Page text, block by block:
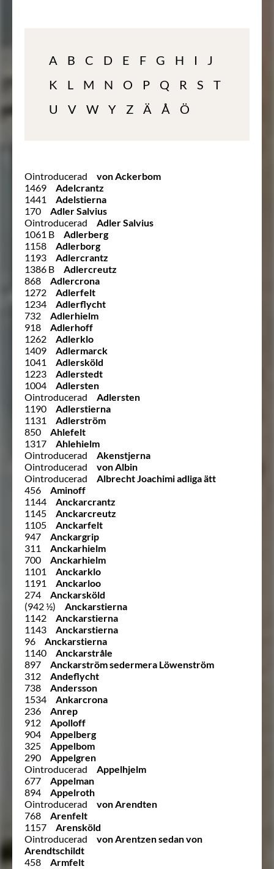
A B C D E F G H I
J
K
L M N O P Q R S
T
U
V W Y Z Ä Å Ö
Ointroducerad
von Ackerbom
1469
Adelcrantz
1441
Adelstierna
170
Adler Salvius
Ointroducerad
Adler Salvius
1061 B
Adlerberg
1158
Adlerborg
1193
Adlercrantz
1386 B
Adlercreutz
868
Adlercrona
1272
Adlerfelt
1234
Adlerflycht
732
Adlerhielm
918
Adlerhoff
1262
Adlerklo
1409
Adlermarck
1041
Adlersköld
1223
Adlerstedt
1004
Adlersten
Ointroducerad
Adlersten
1190
Adlerstierna
1131
Adlerström
850
Ahlefelt
1317
Ahlehielm
Ointroducerad
Akenstjerna
Ointroducerad
von Albin
Ointroducerad
Albrecht Joachimi adliga ätt
456
Aminoff
1144
Anckarcrantz
1145
Anckarcreutz
1105
Anckarfelt
947
Anckargrip
311
Anckarhielm
700
Anckarhielm
1101
Anckarklo
1191
Anckarloo
274
Anckarsköld
(942 ½)
Anckarstierna
1142
Anckarstierna
1143
Anckarstierna
96
Anckarstierna
1140
Anckarstråle
897
Anckarström sedermera Löwenström
312
Andeflycht
738
Andersson
1534
Ankarcrona
236
Anrep
912
Apolloff
904
Appelberg
325
Appelbom
290
Appelgren
Ointroducerad
Appelhjelm
677
Appelman
894
Appelroth
Ointroducerad
von Arendten
768
Arenfelt
1157
Arensköld
Ointroducerad
von Arentzen sedan von
Arendtschildt
458
Armfelt